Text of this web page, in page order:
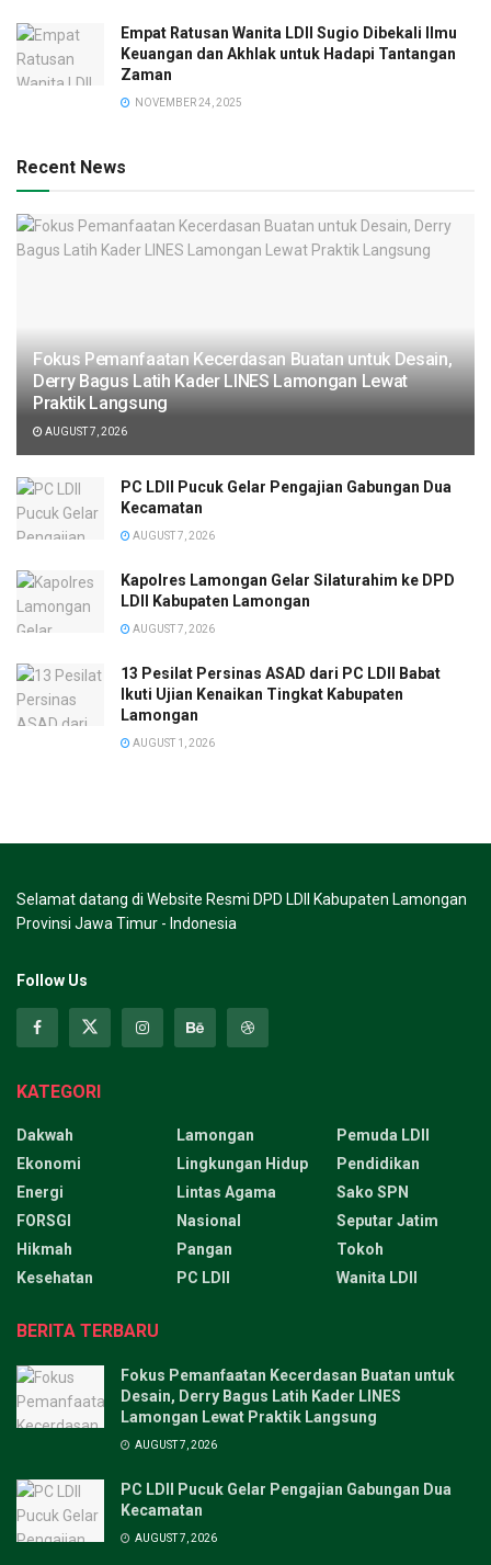
Empat Ratusan Wanita LDII Sugio Dibekali Ilmu
Keuangan dan Akhlak untuk Hadapi Tantangan
Zaman
NOVEMBER 24, 2025
Recent News
Fokus Pemanfaatan Kecerdasan Buatan untuk Desain,
Derry Bagus Latih Kader LINES Lamongan Lewat
Praktik Langsung
AUGUST 7, 2026
PC LDII Pucuk Gelar Pengajian Gabungan Dua
Kecamatan
AUGUST 7, 2026
Kapolres Lamongan Gelar Silaturahim ke DPD
LDII Kabupaten Lamongan
AUGUST 7, 2026
13 Pesilat Persinas ASAD dari PC LDII Babat
Ikuti Ujian Kenaikan Tingkat Kabupaten
Lamongan
AUGUST 1, 2026
Selamat datang di Website Resmi DPD LDII Kabupaten Lamongan
Provinsi Jawa Timur - Indonesia
Follow Us
KATEGORI
Dakwah
Ekonomi
Energi
FORSGI
Hikmah
Kesehatan
Lamongan
Lingkungan Hidup
Lintas Agama
Nasional
Pangan
PC LDII
Pemuda LDII
Pendidikan
Sako SPN
Seputar Jatim
Tokoh
Wanita LDII
BERITA TERBARU
Fokus Pemanfaatan Kecerdasan Buatan untuk
Desain, Derry Bagus Latih Kader LINES
Lamongan Lewat Praktik Langsung
AUGUST 7, 2026
PC LDII Pucuk Gelar Pengajian Gabungan Dua
Kecamatan
AUGUST 7, 2026